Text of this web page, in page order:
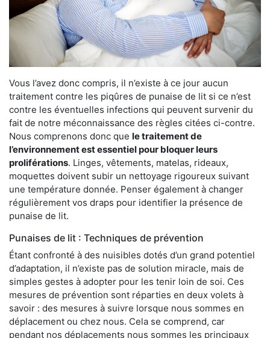
Vous l’avez donc compris, il n’existe à ce jour aucun
traitement contre les piqûres de punaise de lit si ce n’est
contre les éventuelles infections qui peuvent survenir du
fait de notre méconnaissance des règles citées ci-contre.
Nous comprenons donc que le traitement de
l’environnement est essentiel pour bloquer leurs
proliférations. Linges, vêtements, matelas, rideaux,
moquettes doivent subir un nettoyage rigoureux suivant
une température donnée. Penser également à changer
régulièrement vos draps pour identifier la présence de
punaise de lit.
Punaises de lit : Techniques de prévention
Étant confronté à des nuisibles dotés d’un grand potentiel
d’adaptation, il n’existe pas de solution miracle, mais de
simples gestes à adopter pour les tenir loin de soi. Ces
mesures de prévention sont réparties en deux volets à
savoir : des mesures à suivre lorsque nous sommes en
déplacement ou chez nous. Cela se comprend, car
pendant nos déplacements nous sommes les principaux